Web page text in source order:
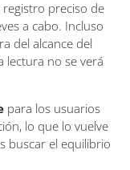
preciso de
a cabo. Incluso
del alcance del
lectura no se verá
para los usuarios
lo que lo vuelve
buscar el equilibrio